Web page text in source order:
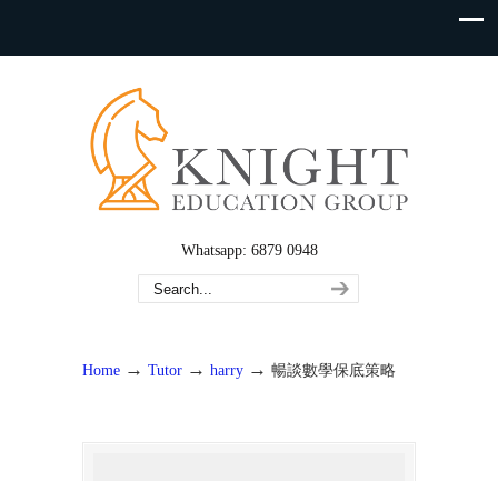
Whatsapp: 6879 0948
Home → Tutor → harry → 暢談數學保底策略